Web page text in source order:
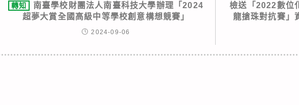
轉知
南臺學校財團法人南臺科技大學辦理「2024
超夢大賞全國高級中等學校創意構想競賽」
2024-09-06
檢送「2022數位
龍搶珠對抗賽」